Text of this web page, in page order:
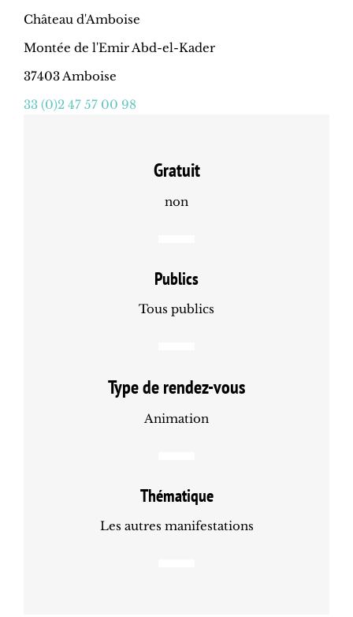
Château d'Amboise
Montée de l'Emir Abd-el-Kader
37403 Amboise
33 (0)2 47 57 00 98
Gratuit
non
Publics
Tous publics
Type de rendez-vous
Animation
Thématique
Les autres manifestations